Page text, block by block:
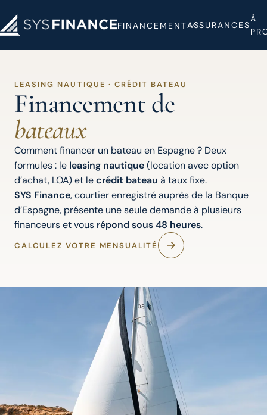
FINANCEMENTASSURANCES
À
LEASING NAUTIQUE · CRÉDIT BATEAU
Financement de
bateaux
Comment financer un bateau en Espagne ? Deux
formules : le leasing nautique(location avec option
d’achat, LOA) et lecrédit bateau à taux fixe.
SYS Finance, courtier enregistré auprès de la Banque
d’Espagne, présente une seule demande à plusieurs
financeurs et vous répond sous 48 heures.
CALCULEZ VOTRE MENSUALITÉ